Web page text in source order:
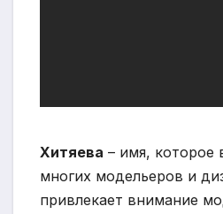
Хитяева – имя, которое
многих модельеров и
привлекает внимание